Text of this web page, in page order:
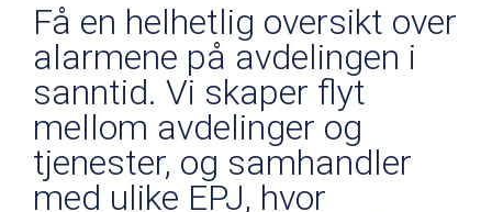
Få en helhetlig oversikt over
alarmene på avdelingen i
sanntid. Vi skaper flyt
mellom avdelinger og
tjenester, og samhandler
med ulike EPJ, hvor